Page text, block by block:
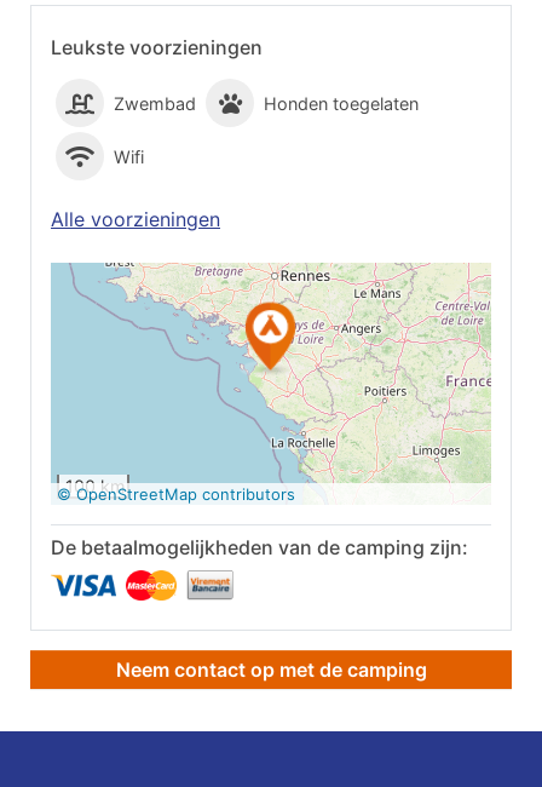
Leukste voorzieningen
Zwembad Honden toegelaten
Wifi
Alle voorzieningen
Op Google Maps
bekijken
100 km
© OpenStreetMap contributors
De betaalmogelijkheden van de camping zijn:
Neem contact op met de camping